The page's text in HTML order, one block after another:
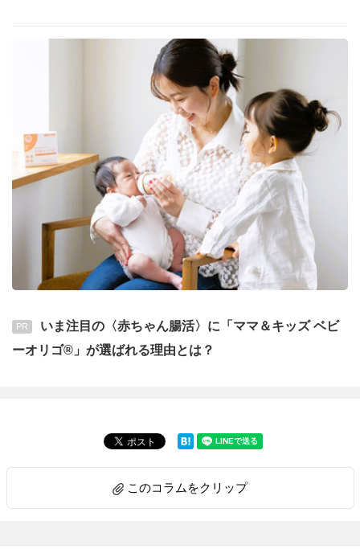
PR
いま注目の〈赤ちゃん腸活〉に「ママ＆キッズ ベビ
ーオリゴ®」が選ばれる理由とは？
このコラムをクリップ